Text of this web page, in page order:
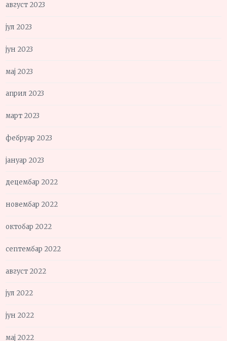
август 2023
јул 2023
јун 2023
мај 2023
април 2023
март 2023
фебруар 2023
јануар 2023
децембар 2022
новембар 2022
октобар 2022
септембар 2022
август 2022
јул 2022
јун 2022
мај 2022